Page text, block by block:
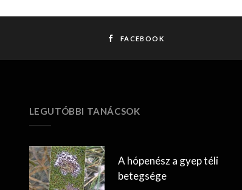
FACEBOOK
LEGUTÓBBI TANÁCSOK
A hópenész a gyep téli
betegsége